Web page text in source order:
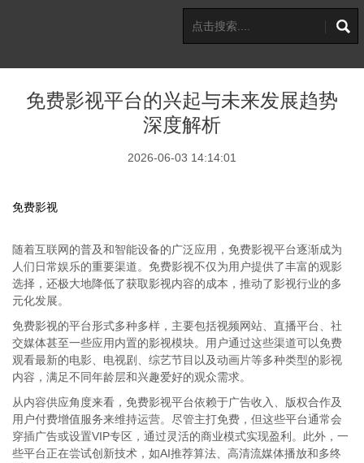
免费影视平台的兴起与未来发展趋势
深度解析
2026-06-03 14:14:01
免费影视
随着互联网的普及和智能设备的广泛应用，免费影视平台逐渐成为
人们日常娱乐的重要渠道。免费影视不仅为用户提供了丰富的观影
选择，还极大地降低了获取影视内容的成本，推动了影视行业的多
元化发展。
免费影视的平台形式多种多样，主要包括视频网站、直播平台、社
交媒体甚至一些应用内置的影视模块。用户通过这些渠道可以免费
观看最新的电影、电视剧、综艺节目以及动画片等多种类型的影视
内容，满足不同年龄层和兴趣爱好的观众需求。
从内容供应角度来看，免费影视平台依赖于广告收入、版权合作及
用户付费增值服务来维持运营。尽管主打免费，但这些平台通常会
穿插广告或设置VIP专区，通过灵活的商业模式实现盈利。此外，一
些平台正在尝试创新技术，如AI推荐算法、高清流媒体播放和多终